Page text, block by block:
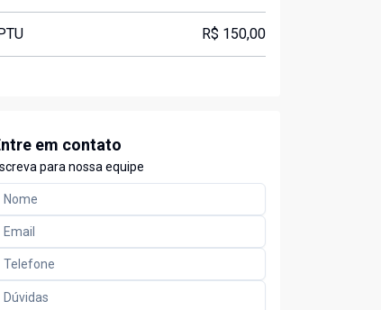
IPTU R$ 150,00
em contato
para nossa equipe